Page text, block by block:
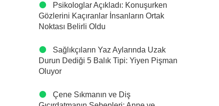
Psikologlar Açıkladı: Konuşurken
Gözlerini Kaçıranlar İnsanların Ortak
Noktası Belirli Oldu
Sağlıkçıların Yaz Aylarında Uzak
Durun Dediği 5 Balık Tipi: Yiyen Pişman
Oluyor
Çene Sıkmanın ve Diş